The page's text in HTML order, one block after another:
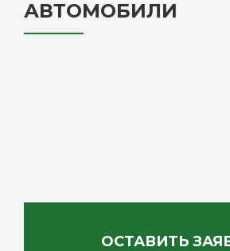
АВТОМОБИЛИ
ОСТАВИТЬ